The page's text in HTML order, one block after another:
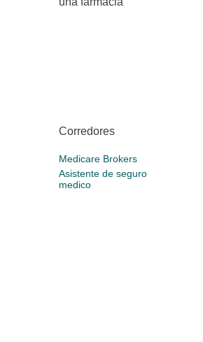
Corredores
Medicare Brokers
Asistente de seguro
medico